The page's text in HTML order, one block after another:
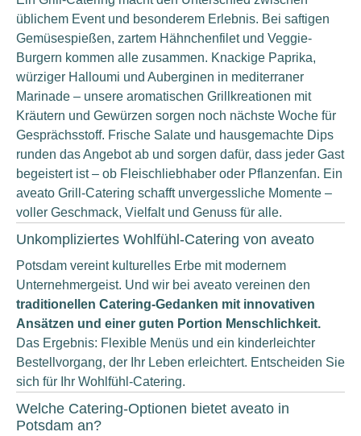
üblichem Event und besonderem Erlebnis. Bei saftigen
Gemüsespießen, zartem Hähnchenfilet und Veggie-
Burgern kommen alle zusammen. Knackige Paprika,
würziger Halloumi und Auberginen in mediterraner
Marinade – unsere aromatischen Grillkreationen mit
Kräutern und Gewürzen sorgen noch nächste Woche für
Gesprächsstoff. Frische Salate und hausgemachte Dips
runden das Angebot ab und sorgen dafür, dass jeder Gast
begeistert ist – ob Fleischliebhaber oder Pflanzenfan. Ein
aveato Grill-Catering schafft unvergessliche Momente –
voller Geschmack, Vielfalt und Genuss für alle.
Unkompliziertes Wohlfühl-Catering von aveato
Potsdam vereint kulturelles Erbe mit modernem
Unternehmergeist. Und wir bei aveato vereinen den
traditionellen Catering-Gedanken mit innovativen
Ansätzen und einer guten Portion Menschlichkeit.
Das Ergebnis: Flexible Menüs und ein kinderleichter
Bestellvorgang, der Ihr Leben erleichtert. Entscheiden Sie
sich für Ihr Wohlfühl-Catering.
Welche Catering-Optionen bietet aveato in
Potsdam an?